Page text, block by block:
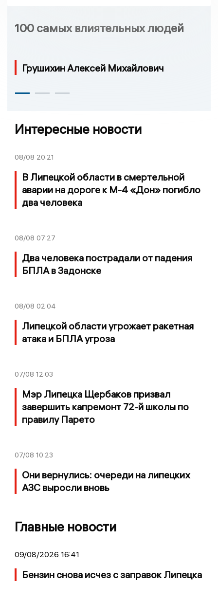
100 самых влиятельных людей
Грушихин Алексей Михайлович
Интересные новости
08/08 20:21
В Липецкой области в смертельной
аварии на дороге к М-4 «Дон» погибло
два человека
08/08 07:27
Два человека пострадали от падения
БПЛА в Задонске
08/08 02:04
Липецкой области угрожает ракетная
атака и БПЛА угроза
07/08 12:03
Мэр Липецка Щербаков призвал
завершить капремонт 72-й школы по
правилу Парето
07/08 10:23
Они вернулись: очереди на липецких
АЗС выросли вновь
Главные новости
09/08/2026 16:41
Бензин снова исчез с заправок Липецка